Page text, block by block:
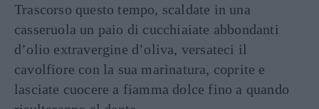
Trascorso questo tempo, scaldate in una
casseruola un paio di cucchiaiate abbondanti
d’olio extravergine d’oliva, versateci il
cavolfiore con la sua marinatura, coprite e
lasciate cuocere a fiamma dolce fino a quando